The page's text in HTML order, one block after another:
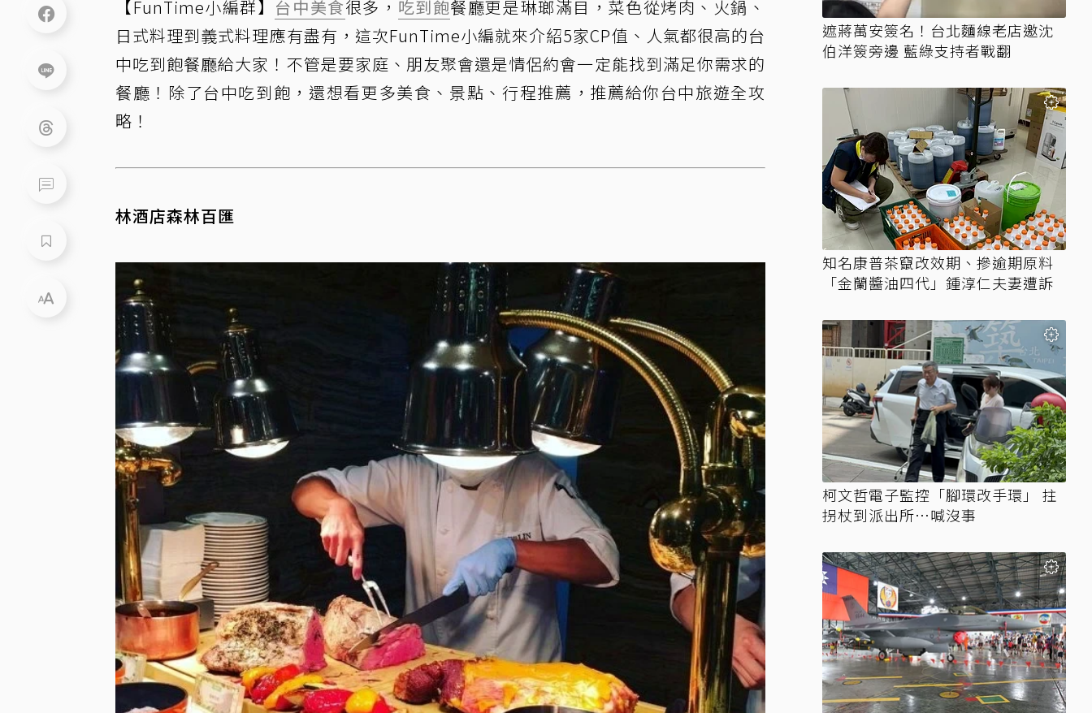
【FunTime小編群】 台中美食很多， 吃到飽餐廳更是琳瑯滿目，菜色從烤肉、火鍋、
日式料理到義式料理應有盡有，這次FunTime小編就來介紹5家CP值、人氣都很高的台
中吃到飽餐廳給大家！不管是要家庭、朋友聚會還是情侶約會一定能找到滿足你需求的
餐廳！除了台中吃到飽，還想看更多美食、景點、行程推薦，推薦給你台中旅遊全攻
略！
林酒店森林百匯
遮蔣萬安簽名！台北麵線老店邀沈
伯洋簽旁邊 藍綠支持者戰翻
知名康普茶竄改效期、摻逾期原料
「金蘭醬油四代」鍾淳仁夫妻遭訴
柯文哲電子監控「腳環改手環」 拄
拐杖到派出所…喊沒事